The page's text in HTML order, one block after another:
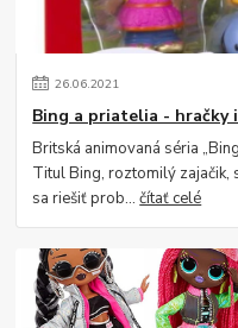
26.06.2021
Bing a priatelia - hračky
Britská animovaná séria
Titul Bing, roztomilý zajačik,
sa riešiť prob...čítať celé